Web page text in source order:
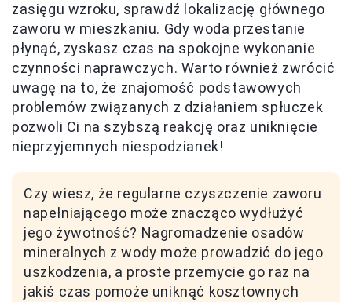
zasięgu wzroku, sprawdź lokalizację głównego
zaworu w mieszkaniu. Gdy woda przestanie
płynąć, zyskasz czas na spokojne wykonanie
czynności naprawczych. Warto również zwrócić
uwagę na to, że znajomość podstawowych
problemów związanych z działaniem spłuczek
pozwoli Ci na szybszą reakcję oraz uniknięcie
nieprzyjemnych niespodzianek!
Czy wiesz, że regularne czyszczenie zaworu
napełniającego może znacząco wydłużyć
jego żywotność? Nagromadzenie osadów
mineralnych z wody może prowadzić do jego
uszkodzenia, a proste przemycie go raz na
jakiś czas pomoże uniknąć kosztownych